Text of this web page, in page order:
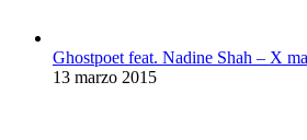
Ghostpoet feat. Nadine Shah – X
13 marzo 2015